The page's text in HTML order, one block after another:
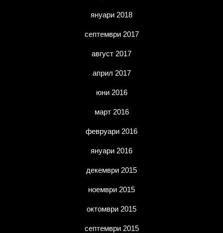
януари 2018
септември 2017
август 2017
април 2017
юни 2016
март 2016
февруари 2016
януари 2016
декември 2015
ноември 2015
октомври 2015
септември 2015